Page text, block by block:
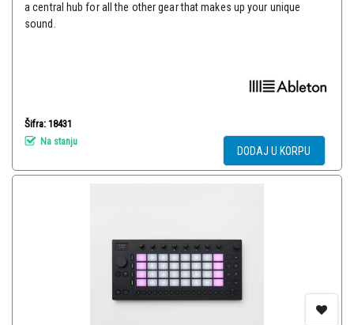
a central hub for all the other gear that makes up your unique
sound.
Šifra: 18431
Na stanju
DODAJ U KORPU